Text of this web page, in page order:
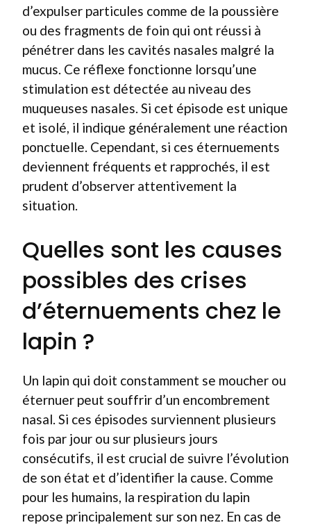
d’expulser particules comme de la poussière
ou des fragments de foin qui ont réussi à
pénétrer dans les cavités nasales malgré la
mucus. Ce réflexe fonctionne lorsqu’une
stimulation est détectée au niveau des
muqueuses nasales. Si cet épisode est unique
et isolé, il indique généralement une réaction
ponctuelle. Cependant, si ces éternuements
deviennent fréquents et rapprochés, il est
prudent d’observer attentivement la
situation.
Quelles sont les causes
possibles des crises
d’éternuements chez le
lapin ?
Un lapin qui doit constamment se moucher ou
éternuer peut souffrir d’un encombrement
nasal. Si ces épisodes surviennent plusieurs
fois par jour ou sur plusieurs jours
consécutifs, il est crucial de suivre l’évolution
de son état et d’identifier la cause. Comme
pour les humains, la respiration du lapin
repose principalement sur son nez. En cas de